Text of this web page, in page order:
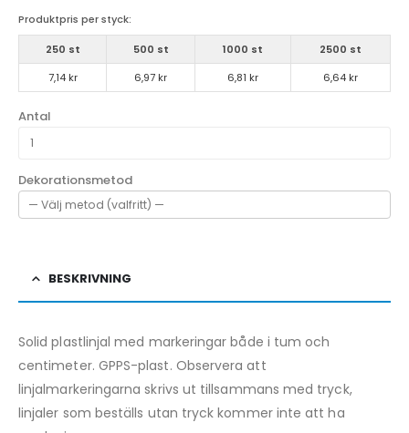
Produktpris per styck:
250 st 500 st 1000 st
2500 st
7,14 kr
6,97 kr 6,81 kr 6,64 kr
Antal
Dekorationsmetod
BESKRIVNING
Solid plastlinjal med markeringar både i tum och
centimeter. GPPS-plast. Observera att
linjalmarkeringarna skrivs ut tillsammans med tryck,
linjaler som beställs utan tryck kommer inte att ha